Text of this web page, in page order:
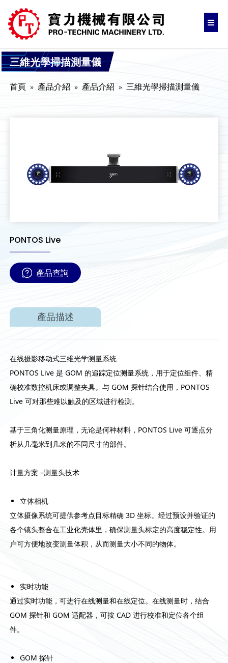
三維光學掃描測量儀
首頁 產品介紹 產品介紹 三維光學掃描測量儀
PONTOS Live
產品查詢
產品描述
在线摄影移动式三维光学测量系统
PONTOS Live 是 GOM 的追踪定位测量系统，用于定位组件、精
确校准数控机床或调整夹具。与 GOM 探针结合使用，PONTOS
Live 可对那些难以触及的区域进行检测。
基于三角化测量原理，无论是何种材料，PONTOS Live 可逐点分
析从几毫米到几米的不同尺寸的部件。
计量方案 –测量头技术
立体相机
立体摄像系统可提供参考点目标精确 3D 坐标。经过预设并验证的
各个镜头整合在工业化壳体里，确保测量头标定的高度稳定性。用
户可方便地改变测量体积，从而测量大小不同的物体。
实时功能
通过实时功能，可进行在线测量和在线定位。在线测量时，结合
GOM 探针和 GOM 适配器，可按 CAD 进行校准和定位各个组
件。
GOM 探针